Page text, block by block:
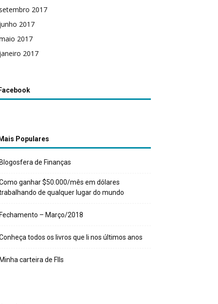
2017
junho 2017
2017
janeiro 2017
Facebook
Mais Populares
Blogosfera de Finanças
ganhar $50.000/mês em dólares
de qualquer lugar do mundo
Fechamento – Março/2018
todos os livros que li nos últimos anos
Minha carteira de FIIs